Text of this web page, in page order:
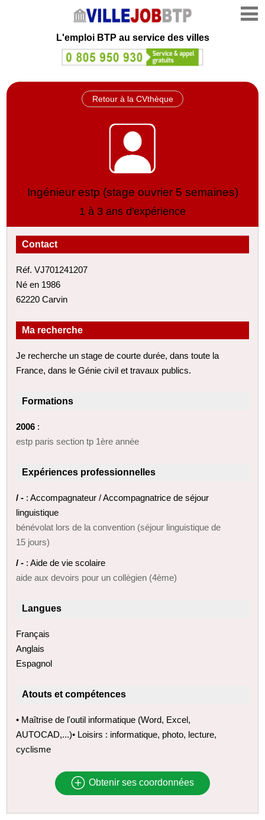
L'emploi BTP au service des villes
Retour à la CVthèque
Ingénieur estp (stage ouvrier 5 semaines)
1 à 3 ans d'expérience
Contact
Réf. VJ701241207
Né en 1986
62220 Carvin
Ma recherche
Je recherche un stage de courte durée, dans toute la
France, dans le Génie civil et travaux publics.
Formations
2006 :
estp paris section tp 1ère année
Expériences professionnelles
/ - : Accompagnateur / Accompagnatrice de séjour
linguistique
bénévolat lors de la convention (séjour linguistique de
15 jours)
/ - : Aide de vie scolaire
aide aux devoirs pour un collègien (4ème)
Langues
Français
Anglais
Espagnol
Atouts et compétences
• Maîtrise de l'outil informatique (Word, Excel,
AUTOCAD,...)• Loisirs : informatique, photo, lecture,
cyclisme
Obtenir ses coordonnées